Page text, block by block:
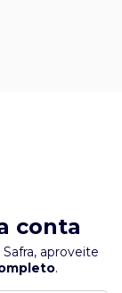
conta
aproveite
.